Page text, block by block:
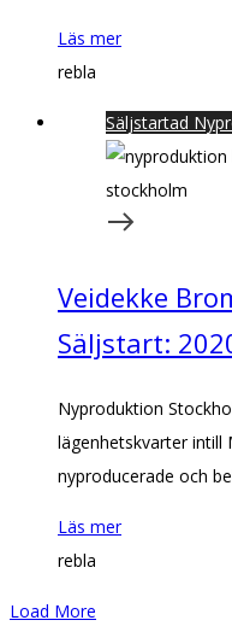
Läs mer
rebla
Säljstartad
Veidekke
Säljstart:
Nyproduktion
lägenhetskvarter intill
nyproducerade och
Läs mer
rebla
Load More